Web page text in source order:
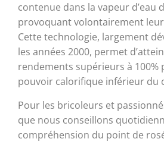
contenue dans la vapeur d’eau
provoquant volontairement
Cette technologie, largement
les années 2000, permet
rendements supérieurs à 100%
pouvoir calorifique inférieur du
Pour les bricoleurs et
que nous conseillons
compréhension du point de